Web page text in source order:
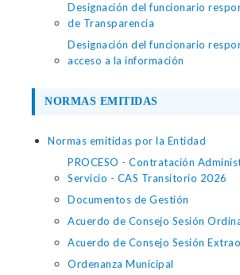
Designación del funcionario
de Transparencia
Designación del funcionario
acceso a la información
NORMAS EMITIDAS
Normas emitidas por la Entidad
PROCESO - Contratación
Servicio - CAS Transitorio 2026
Documentos de Gestión
Acuerdo de Consejo Sesión
Acuerdo de Consejo Sesión
Ordenanza Municipal